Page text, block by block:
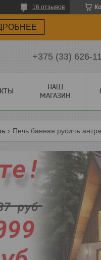
16 отзывов
+375 (33) 626-
НАШ
МАГАЗИН
Печь банная русичъ